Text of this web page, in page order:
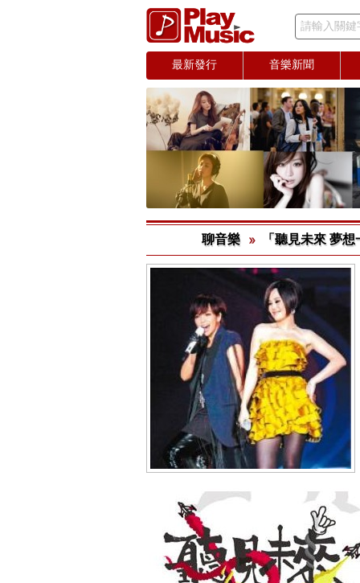
請輸入關鍵
最新發行 音樂新聞
聊音樂 「聽見未來 夢